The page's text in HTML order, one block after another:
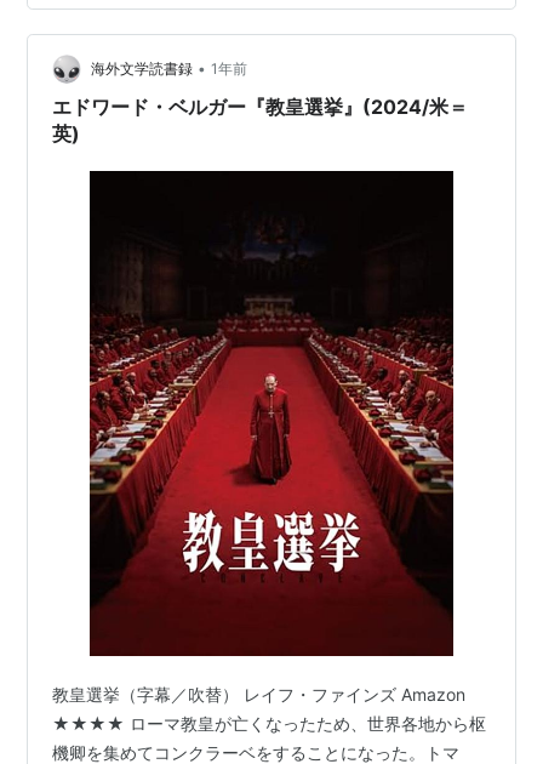
ーベ - Wikipedia カトリックの偉い人たちの話なので、
さぞやクソ真面目な内容なのだろうと思っていたが、そ
れぞれの思…
海外文学読書録 • 1年前
エドワード・ベルガー『教皇選挙』(2024/米＝
英)
教皇選挙（字幕／吹替） レイフ・ファインズ Amazon
★★★★ ローマ教皇が亡くなったため、世界各地から枢
機卿を集めてコンクラーベをすることになった。トマ